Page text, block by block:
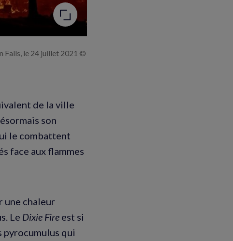
Falls, le 24 juillet 2021 ©
de la ville
son
le combattent
face aux flammes
une chaleur
Le Dixie Fire est si
pyrocumulus qui